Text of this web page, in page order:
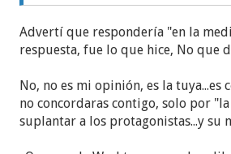
Advertí que respondería "en la
respuesta, fue lo que hice, No que
No, no es mi opinión, es la tuya...es
no concordaras contigo, solo por
suplantar a los protagonistas...y su